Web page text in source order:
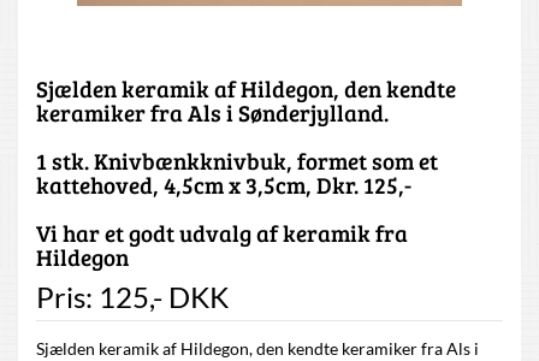
Sjælden keramik af Hildegon, den kendte
keramiker fra Als i Sønderjylland.
1 stk. Knivbænkknivbuk, formet som et
kattehoved, 4,5cm x 3,5cm, Dkr. 125,-
Vi har et godt udvalg af keramik fra
Hildegon
Pris: 125,- DKK
Sjælden keramik af Hildegon, den kendte keramiker fra Als i